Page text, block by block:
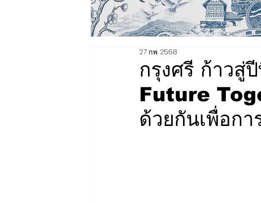
กรุงศรี ก้าว
Future
ด้วยกันเพื่อกา
27 ก.พ. 2568